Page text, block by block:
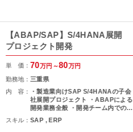
【ABAP/SAP】S/4HANA展開
プロジェクト開発
単 価： 70万円～80万円
勤務地：三重県
内 容：
・製造業向けSAP S/4HANAの子会
社展開プロジェクト ・ABAPによる
開発業務全般 ・開発チーム内での実
装・改修対応 ・上位指示者のもとで
の開発推進
スキル：SAP , ERP